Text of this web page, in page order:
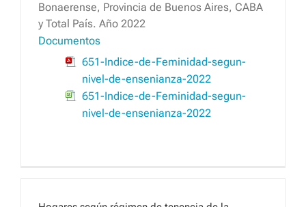
Bonaerense, Provincia de Buenos Aires, CABA
y Total País. Año 2022
Documentos
651-Indice-de-Feminidad-segun-
nivel-de-ensenianza-2022
651-Indice-de-Feminidad-segun-
nivel-de-ensenianza-2022